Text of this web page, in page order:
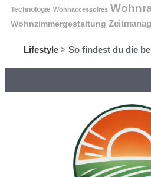
Technologie Wohnaccessoires
Wohnzimmergestaltung
Lifestyle > So findest du die